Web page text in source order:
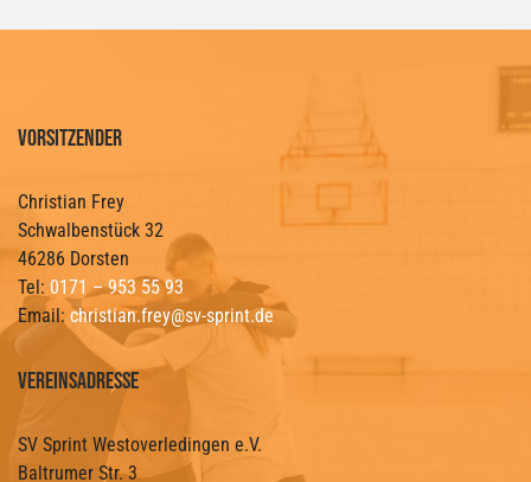
Vorsitzender
Christian Frey
Schwalbenstück 32
46286 Dorsten
Tel: 0171 – 953 55 93
Email: christian.frey@sv-sprint.de
Vereinsadresse
SV Sprint Westoverledingen e.V.
Baltrumer Str. 3